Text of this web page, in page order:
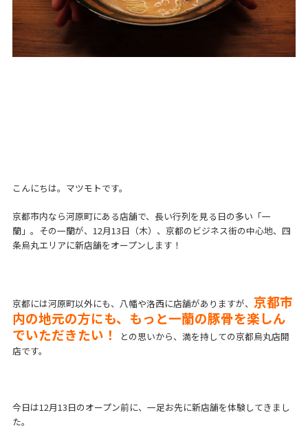
こんにちは。マツモトです。
京都市内なら河原町にある店舗で、長い行列を見る日の多い「一
蘭」。その一蘭が、12月13日（木）、京都のビジネス街の中心地、四
条烏丸エリアに新店舗をオープンします！
京都には河原町以外にも、八幡や洛西に店舗がありますが、 京都市
内の地元の方にも、もっと一蘭の豚骨を楽しん
でいただきたい！
との思いから、満を持しての京都烏丸店開
店です。
今日は12月13日のオープン前に、一足お先に新店舗を体験してきまし
た。